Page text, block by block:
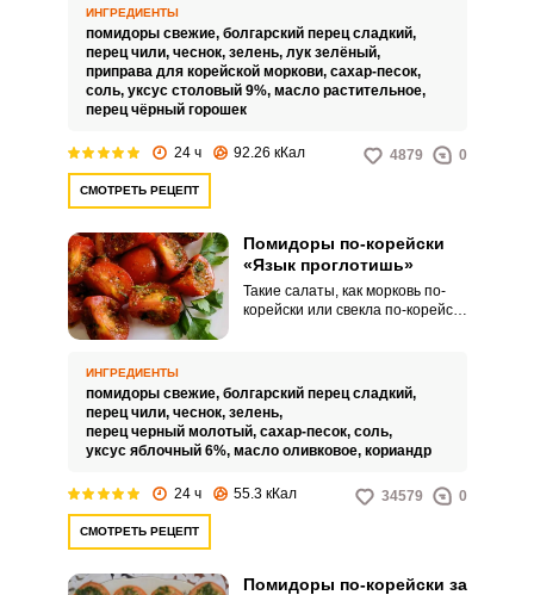
через сутки, она превосходно
подходит к мясным блюдам и
блюдам из птицы, хорошо
сочетается с гарнирами из
картофеля и макаронных
ИНГРЕДИЕНТЫ
помидоры свежие, болгарский перец сладкий,
перец чили, чеснок, зелень, лук зелёный,
приправа для корейской моркови, сахар-песок,
соль, уксус столовый 9%, масло растительное,
перец чёрный горошек
24 ч 92.26 кКал 4879 0
СМОТРЕТЬ РЕЦЕПТ
Помидоры по-корейски
«Язык проглотишь»
Такие салаты, как морковь по-
корейски или свекла по-корейски
становится менее вкусной. Хочу
поделиться закуской из
помидоров по-корейски, такой
рецепт часто не без причины
называют «Язык проглотишь».
ИНГРЕДИЕНТЫ
помидоры свежие, болгарский перец сладкий,
перец чили, чеснок, зелень,
перец черный молотый, сахар-песок, соль,
уксус яблочный 6%, масло оливковое, кориандр
24 ч 55.3 кКал 34579 0
СМОТРЕТЬ РЕЦЕПТ
Помидоры по-корейски за